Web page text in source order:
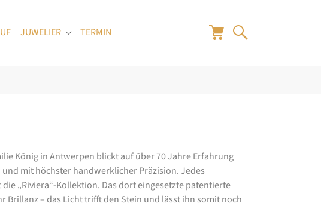
for "Uhren"
JUWELIER Submenu for "Juwelier"
TERMIN
König in Antwerpen blickt auf über 70 Jahre Erfahrung
mit höchster handwerklicher Präzision. Jedes
„Riviera“-Kollektion. Das dort eingesetzte patentierte
Brillanz – das Licht trifft den Stein und lässt ihn somit noch